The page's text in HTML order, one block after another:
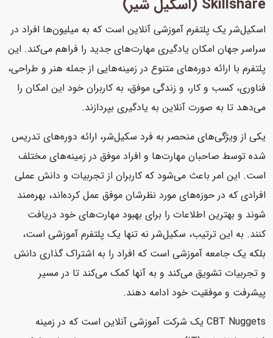
اسکیل‌شر یک پلتفرم آموزشی آنلاین است که به میلیون‌ها افراد در
سراسر جهان امکان یادگیری مهارت‌های جدید را فراهم می‌کند. این
پلتفرم با ارائه دوره‌های متنوع در زمینه‌هایی از جمله هنر و طراحی،
فناوری، کسب و کار، و زندگی موفق، به کاربران خود این امکان را
می‌دهد تا به صورت آنلاین به یادگیری بپردازند.
یکی از ویژگی‌های منحصر به فرد سکیل‌شر، ارائه دوره‌های تدریس
شده توسط صاحبان مهارت‌ها و افراد موفق در زمینه‌های مختلف
است. این امر باعث می‌شود که کاربران از تجربیات و دانش عملی
افرادی که در حوزه‌های مورد نظرشان موفق عمل کرده‌اند، بهره‌مند
شوند و بهترین اطلاعات را برای بهبود مهارت‌های خود دریافت
کنند. به این ترتیب، سکیل‌شر نه تنها یک پلتفرم آموزشی است،
بلکه یک جامعه آموزشی است که افراد را به اشتراک گذاری دانش
و تجربیات تشویق می‌کند و به آنها کمک می‌کند تا در مسیر
پیشرفت و موفقیت خود ادامه دهند.
CBT Nuggets یک شرکت آموزشی آنلاین است که در زمینه